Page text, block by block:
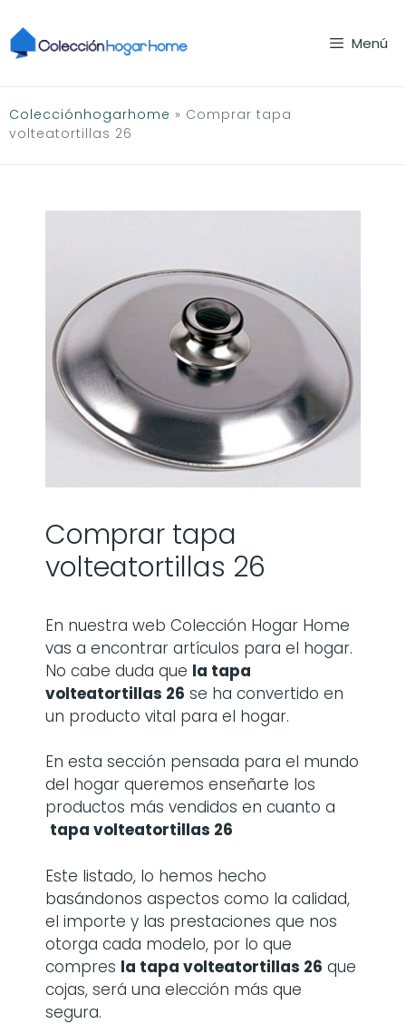
al
contenido
Menú
Colecciónhogarhome » Comprar tapa
volteatortillas 26
Comprar tapa
volteatortillas 26
En nuestra web Colección Hogar Home
vas a encontrar artículos para el hogar.
No cabe duda que la tapa
volteatortillas 26 se ha convertido en
un producto vital para el hogar.
En esta sección pensada para el mundo
del hogar queremos enseñarte los
productos más vendidos en cuanto a
tapa volteatortillas 26
Este listado, lo hemos hecho
basándonos aspectos como la calidad,
el importe y las prestaciones que nos
otorga cada modelo, por lo que
compres la tapa volteatortillas 26 que
cojas, será una elección más que
segura.